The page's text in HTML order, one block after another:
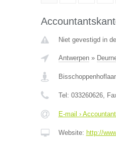
Niet gevestigd in
Antwerpen»
Tel: 033260626,
E-mail ›
Website: http://